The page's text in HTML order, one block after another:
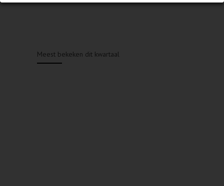
Meest bekeken dit kwartaal